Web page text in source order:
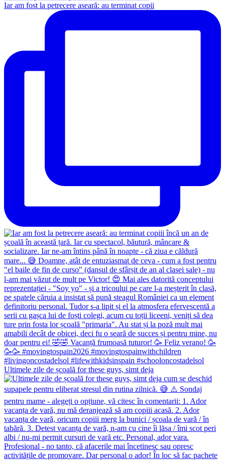
Iar am fost la petrecere aseară: au terminat copii
Ultimele zile de școală for these guys, simt deja